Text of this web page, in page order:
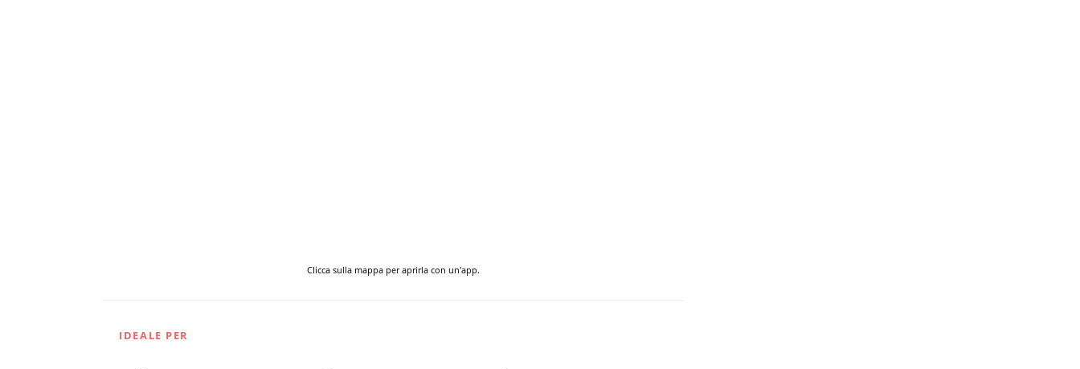
Clicca sulla mappa per aprirla con un'app.
IDEALE PER